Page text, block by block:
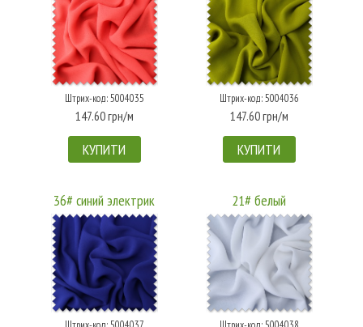
Штрих-код: 5004035
147.60 грн/м
КУПИТИ
Штрих-код: 5004036
147.60 грн/м
КУПИТИ
36# синий электрик 21# белый